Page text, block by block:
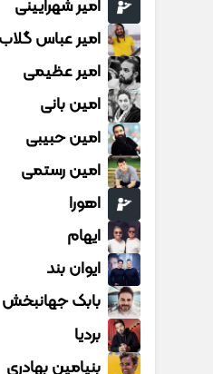
امیر شهرایینی
امیر عباس گلاب
امیر عظیمی
امین بانی
امین حبیبی
امین رستمی
اهورا
ایهام
ایوان بند
بابک جهانبخش
بردیا
بنیامین بهادری